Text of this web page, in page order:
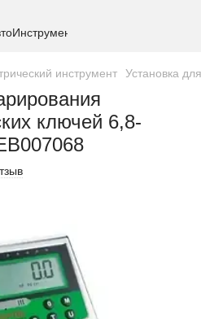
инструмент Установка
ключей 6,8-